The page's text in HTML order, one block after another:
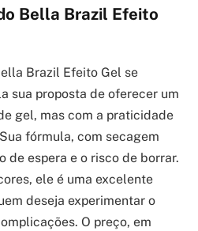
Bella Brazil Efeito
Brazil Efeito Gel se
sua proposta de oferecer um
gel, mas com a praticidade
fórmula, com secagem
de espera e o risco de borrar.
ele é uma excelente
deseja experimentar o
O preço, em